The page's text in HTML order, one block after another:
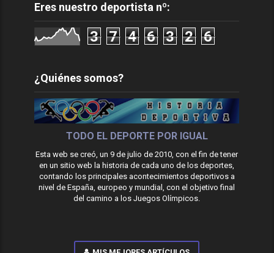
Eres nuestro deportista nº:
3 7 4 6 3 2 6
¿Quiénes somos?
TODO EL DEPORTE POR IGUAL
Esta web se creó, un 9 de julio de 2010, con el fin de tener
en un sitio web la historia de cada uno de los deportes,
contando los principales acontecimientos deportivos a
nivel de España, europeo y mundial, con el objetivo final
del camino a los Juegos Olímpicos.